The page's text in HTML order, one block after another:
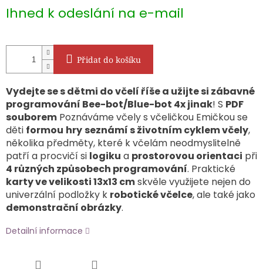
cena:
Ihned k odeslání na e-mail
Přidat do košíku
Vydejte se s dětmi do včelí říše a užijte si zábavné
programování Bee-bot/Blue-bot 4x jinak! S PDF
souborem Poznáváme včely s včeličkou Emičkou se
děti formou hry seznámí s životním cyklem včely,
několika předměty, které k včelám neodmyslitelně
patří a procvičí si logiku a prostorovou orientaci při
4 různých způsobech programování. Praktické
karty ve velikosti 13x13 cmskvěle využijete nejen do
univerzální podložky k robotické včelce, ale také jako
demonstrační obrázky.
Detailní informace